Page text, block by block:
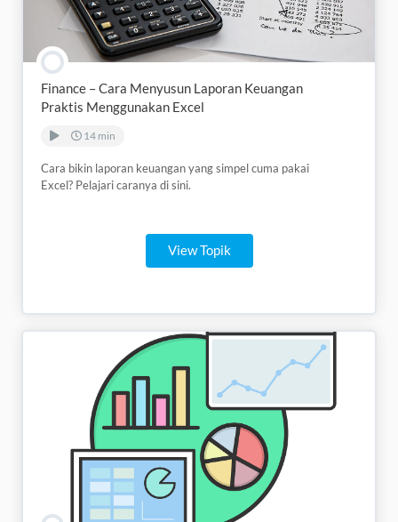
Finance – Cara Menyusun Laporan Keuangan
Praktis Menggunakan Excel
14 min
Cara bikin laporan keuangan yang simpel cuma pakai
Excel? Pelajari caranya di sini.
View Topik